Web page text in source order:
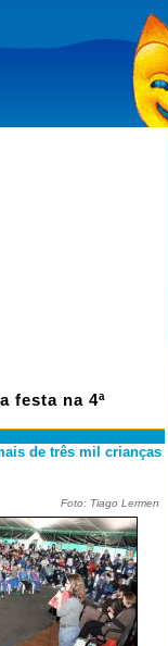
festa na 4ª
de três mil crianças
Foto: Tiago Lermen